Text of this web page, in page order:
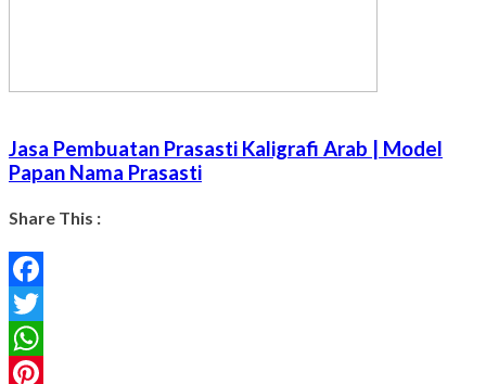
Jasa Pembuatan Prasasti Kaligrafi Arab | Model
Papan Nama Prasasti
Share This :
Facebook
Twitter
WhatsApp